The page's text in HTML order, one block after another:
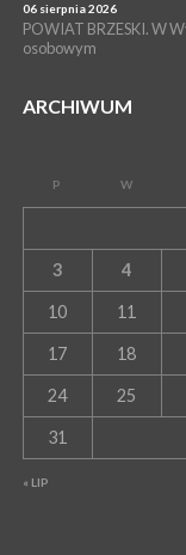
06 sierpnia 2026
POWIAT BRZESKI. W
osobowym
ARCHIWUM
P W
« LIP
3 4
10 11
17 18
24 25
31